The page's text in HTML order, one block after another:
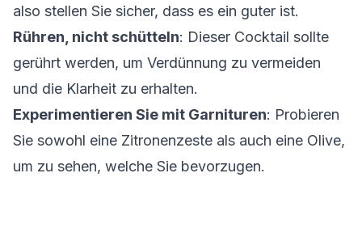
also stellen Sie sicher, dass es ein guter ist.
Rühren, nicht schütteln: Dieser Cocktail sollte
gerührt werden, um Verdünnung zu vermeiden
und die Klarheit zu erhalten.
Experimentieren Sie mit Garnituren: Probieren
Sie sowohl eine Zitronenzeste als auch eine Olive,
um zu sehen, welche Sie bevorzugen.